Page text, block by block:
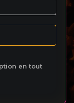
en tout